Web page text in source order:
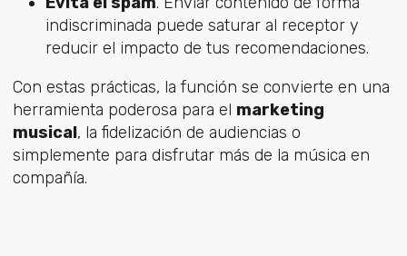
indiscriminada puede saturar al receptor y
reducir el impacto de tus recomendaciones.
Con estas prácticas, la función se convierte en una
herramienta poderosa para el marketing
musical, la fidelización de audiencias o
simplemente para disfrutar más de la música en
compañía.